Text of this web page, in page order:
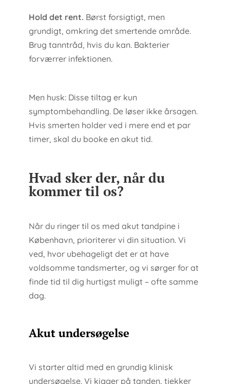
Hold det rent. Børst forsigtigt, men
grundigt, omkring det smertende område.
Brug tanntråd, hvis du kan. Bakterier
forværrer infektionen.
Men husk: Disse tiltag er kun
symptombehandling. De løser ikke årsagen.
Hvis smerten holder ved i mere end et par
timer, skal du booke en akut tid.
Hvad sker der, når du
kommer til os?
Når du ringer til os med akut tandpine i
København, prioriterer vi din situation. Vi
ved, hvor ubehageligt det er at have
voldsomme tandsmerter, og vi sørger for at
finde tid til dig hurtigst muligt – ofte samme
dag.
Akut undersøgelse
Vi starter altid med en grundig klinisk
undersøgelse. Vi kigger på tanden, tjekker